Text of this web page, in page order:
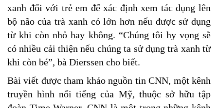
xanh đối với trẻ em để xác định xem tác dụng lên
bộ não của trà xanh có lớn hơn nếu được sử dụng
từ khi còn nhỏ hay không. “Chúng tôi hy vọng sẽ
có nhiều cải thiện nếu chúng ta sử dụng trà xanh từ
khi còn bé”, bà Dierssen cho biết.
Bài viết được tham khảo nguồn tin CNN, một kênh
truyền hình nổi tiếng của Mỹ, thuộc sở hữu tập